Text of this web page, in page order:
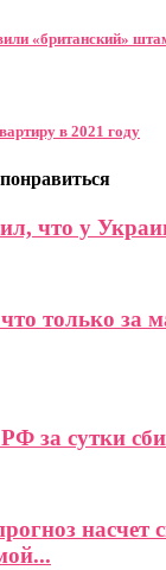
«британский»
в 2021 году
что у
только за
за сутки
насчет